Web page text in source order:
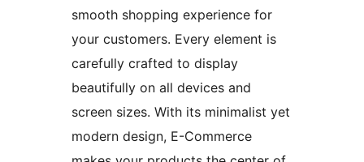
smooth shopping experience for
your customers. Every element is
carefully crafted to display
beautifully on all devices and
screen sizes. With its minimalist yet
modern design, E-Commerce